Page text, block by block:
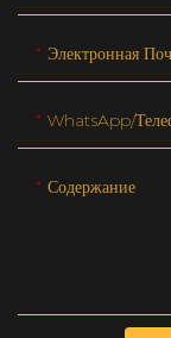
Электронная
WhatsApp/
Содержание